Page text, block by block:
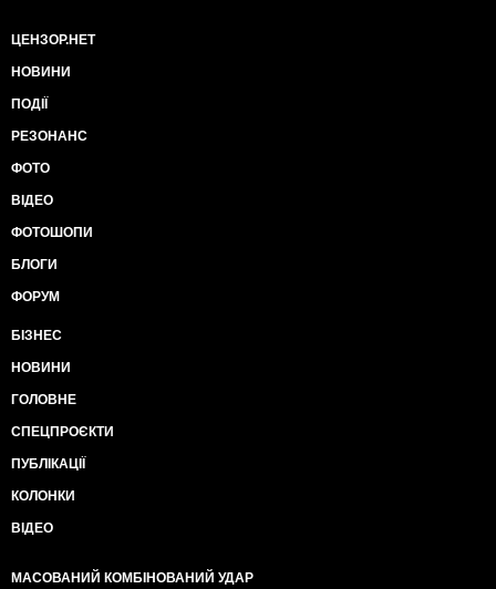
ЦЕНЗОР.НЕТ
НОВИНИ
ПОДІЇ
РЕЗОНАНС
ФОТО
ВІДЕО
ФОТОШОПИ
БЛОГИ
ФОРУМ
БІЗНЕС
НОВИНИ
ГОЛОВНЕ
СПЕЦПРОЄКТИ
ПУБЛІКАЦІЇ
КОЛОНКИ
ВІДЕО
МАСОВАНИЙ КОМБІНОВАНИЙ УДАР